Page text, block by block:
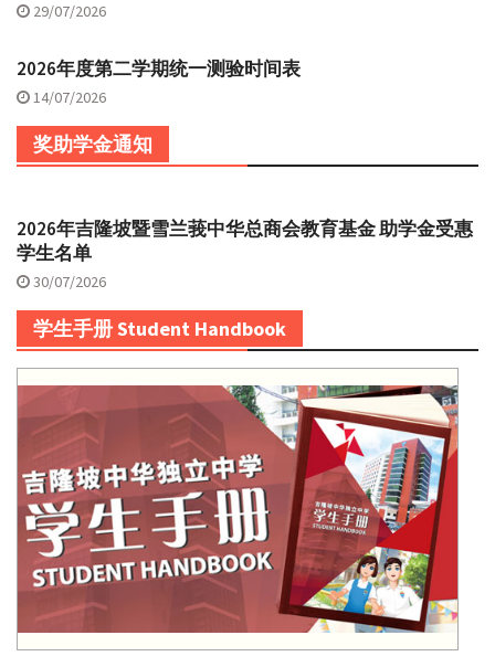
29/07/2026
2026年度第二学期统一测验时间表
14/07/2026
奖助学金通知
2026年吉隆坡暨雪兰莪中华总商会教育基金 助学金受惠
学生名单
30/07/2026
学生手册 Student Handbook